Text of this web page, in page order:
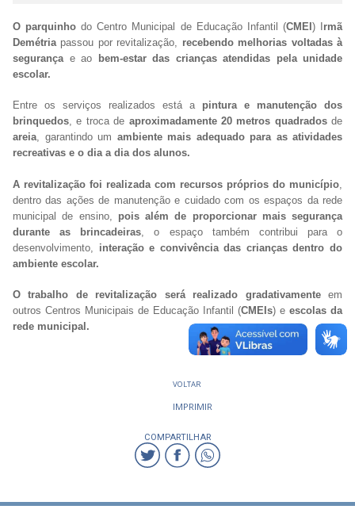
O parquinho do Centro Municipal de Educação Infantil (CMEI ) I rmã
Demétriapassou por revitalização, recebendo melhorias voltadas à
segurança e ao bem-estar das crianças atendidas pela unidade
escolar.
Entre os serviços realizados está a pintura e manutenção dos
brinquedos, e troca de aproximadamente 20 metros quadradosde
areia, garantindo um ambiente mais adequado para as atividades
recreativas e o dia a dia dos alunos.
A revitalização foi realizada com recursos próprios do município
dentro das ações de manutenção e cuidado com os espaços da rede
municipal de ensino,
pois além de proporcionar mais segurança
durante as brincadeiras , o espaço também contribui para o
desenvolvimento, interação e convivência das crianças dentro do
ambiente escolar.
O trabalho de revitalização será realizado gradativamenteem
outros Centros Municipais de Educação Infantil (CMEIs) e escolas da
rede municipal.
VOLTAR
IMPRIMIR
COMPARTILHAR